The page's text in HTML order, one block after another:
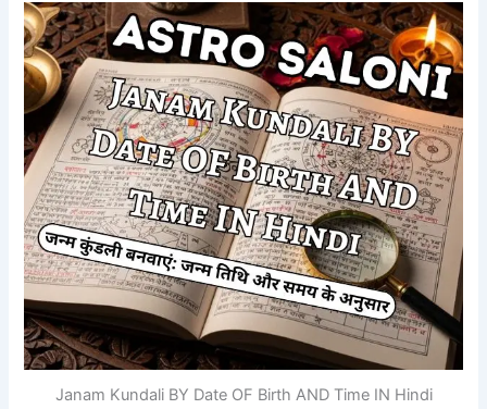
Janam Kundali BY Date OF Birth AND Time IN Hindi